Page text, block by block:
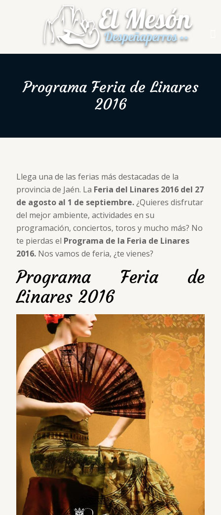
Programa Feria de Linares
2016
Llega una de las ferias más destacadas de la
provincia de Jaén. La Feria del Linares 2016 del 27
de agosto al 1 de septiembre. ¿Quieres disfrutar
del mejor ambiente, actividades en su
programación, conciertos, toros y mucho más? No
te pierdas el Programa de la Feria de Linares
2016. Nos vamos de feria, ¿te vienes?
Programa Feria de
Linares 2016